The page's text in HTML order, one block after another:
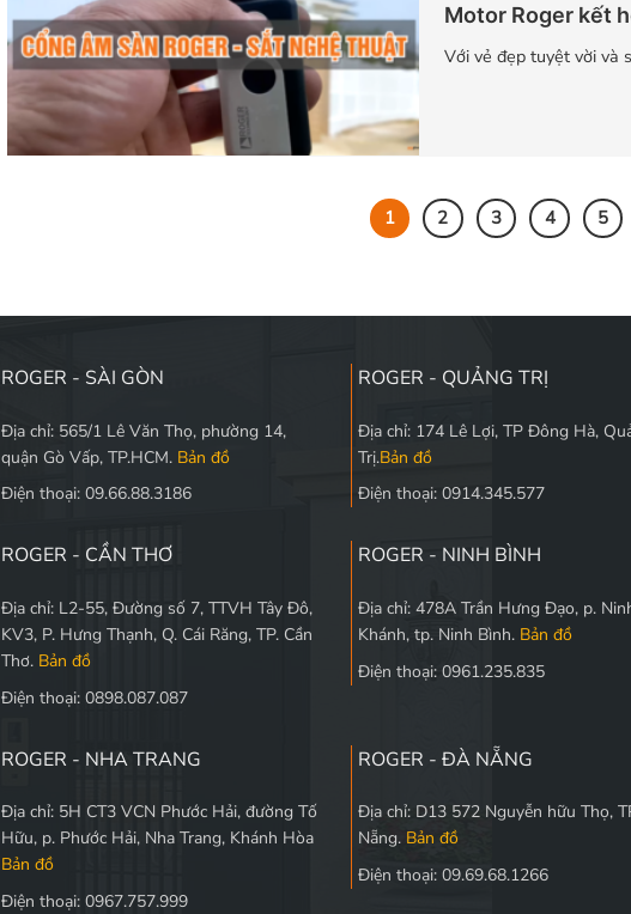
Motor Roger kết
Với vẻ đẹp tuyệt vời và
1 2 3 4 5
ROGER - SÀI GÒN
Địa chỉ: 565/1 Lê Văn Thọ, phường 14,
quận Gò Vấp, TP.HCM. Bản đồ
Điện thoại: 09.66.88.3186
ROGER - QUẢNG TRỊ
Địa chỉ: 174 Lê Lợi, TP Đông Hà,
Trị.Bản đồ
Điện thoại: 0914.345.577
ROGER - CẦN THƠ
Địa chỉ: L2-55, Đường số 7, TTVH Tây Đô,
KV3, P. Hưng Thạnh, Q. Cái Răng, TP. Cần
Thơ. Bản đồ
Điện thoại: 0898.087.087
ROGER - NINH BÌNH
Địa chỉ: 478A Trần Hưng Đạo, p.
Khánh, tp. Ninh Bình. Bản đồ
Điện thoại: 0961.235.835
ROGER - NHA TRANG
Địa chỉ: 5H CT3 VCN Phước Hải, đường Tố
Hữu, p. Phước Hải, Nha Trang, Khánh Hòa
Bản đồ
Điện thoại: 0967.757.999
ROGER - ĐÀ NẴNG
Địa chỉ: D13 572 Nguyễn hữu Thọ,
Nẵng. Bản đồ
Điện thoại: 09.69.68.1266